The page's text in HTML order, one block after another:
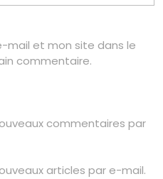
mail et mon site dans le
commentaire.
commentaires par
articles par e-mail.